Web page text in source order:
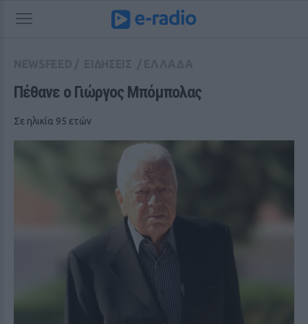
Πέθανε ο Γιώργος Μπόμπολας
Σε ηλικία 95 ετών